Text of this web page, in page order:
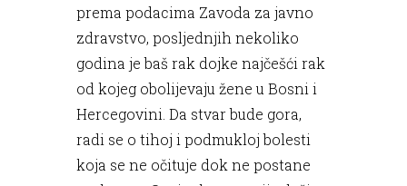
prema podacima Zavoda za javno
zdravstvo, posljednjih nekoliko
godina je baš rak dojke najčešći rak
od kojeg obolijevaju žene u Bosni i
Hercegovini. Da stvar bude gora,
radi se o tihoj i podmukloj bolesti
koja se ne očituje dok ne postane